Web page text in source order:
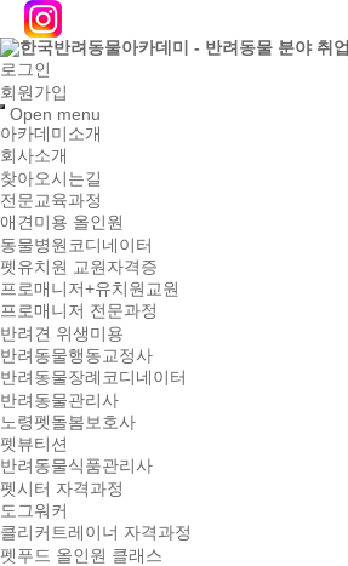
로그인
회원가입
Open menu
아카데미소개
회사소개
찾아오시는길
전문교육과정
애견미용 올인원
동물병원코디네이터
펫유치원 교원자격증
프로매니저+유치원교원
프로매니저 전문과정
반려견 위생미용
반려동물행동교정사
반려동물장례코디네이터
반려동물관리사
노령펫돌봄보호사
펫뷰티션
반려동물식품관리사
펫시터 자격과정
도그워커
클리커트레이너 자격과정
펫푸드 올인원 클래스